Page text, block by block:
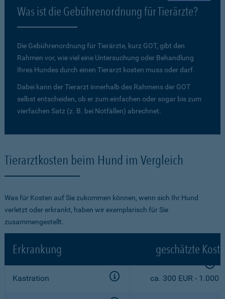
Was ist die Gebührenordnung für Tierärzte?
Die Gebührenordnung für Tierärzte, kurz GOT, gibt den
Rahmen vor, wie viel eine Untersuchung oder Behandlung
Ihres Hundes durch einen Tierarzt kosten muss oder darf.
Dabei kann der Tierarzt innerhalb des Rahmens der GOT
selbst entscheiden, ob er zum einfachen oder sogar bis zum
vierfachen Satz (z. B. bei Notfällen) abrechnet.
Tierarztkosten beim Hund im Vergleich
Was für Kosten auf Sie zukommen können, wenn sich Ihr Hund
verletzt oder erkrankt, haben wir exemplarisch für Sie
zusammengestellt.
Erkrankung geschätzte
Kastration ca. 300 EUR - 1.000